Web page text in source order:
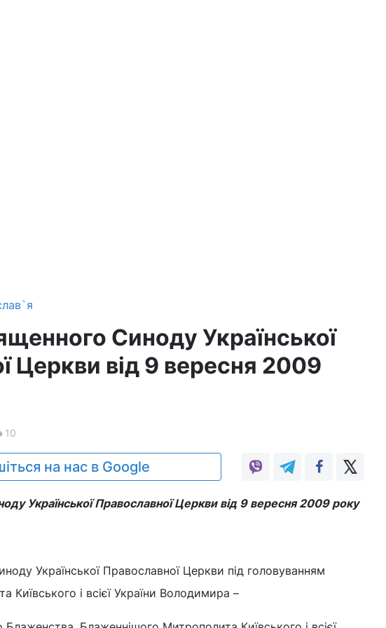
Синоду Української
Церкви від 9 вересня 2009
10
на нас в Google
Української Православної Церкви від 9 вересня 2009 року
Української Православної Церкви під головуванням
Київського і всієї України Володимира –